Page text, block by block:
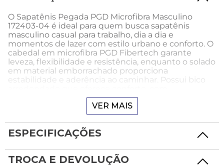
O Sapatênis Pegada PGD Microfibra Masculino
172403-04 é ideal para quem busca sapatênis
masculino casual para trabalho, dia a dia e
momentos de lazer com estilo urbano e conforto. O
cabedal em microfibra PGD Fibertech garante
leveza, flexibilidade e resistência, enquanto o solado
em material emborrachado proporciona
estabilidade e aderência ao caminhar. Possui bico
fechamento em elástico que facilita o calce no
sistema prático sem amarração. O colarinho
acolchoado garante ajuste suave ao tornozelo, com
palmilha macia e forro em tecido espumado que
auxiliam na respirabilidade e bem-estar. O design
versatilidade, sendo ideal para quem busca
praticidade no uso diário.
VER MAIS
ESPECIFICAÇÕES
TROCA E DEVOLUÇÃO